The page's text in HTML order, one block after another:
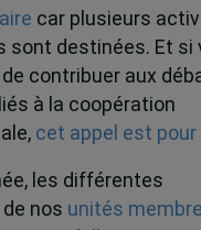
car plusieurs
sont destinées. Et si
contribuer aux
à la coopération
cet appel est pour
les différentes
nos unités